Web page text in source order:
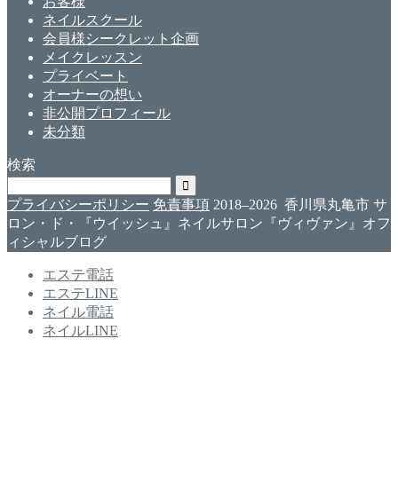
ネイルスクール
会員様シークレット企画
メイクレッスン
プライベート
オーナーの想い
非公開プロフィール
未分類
検索
プライバシーポリシー 免責事項 2018–2026 香川県丸亀市 サ
ロン・ド・『ウイッシュ』ネイルサロン『ヴィヴァン』オフ
ィシャルブログ
エステ電話
エステLINE
ネイル電話
ネイルLINE